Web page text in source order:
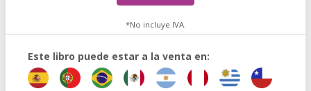
*No incluye IVA.
Este libro puede estar a la venta en: